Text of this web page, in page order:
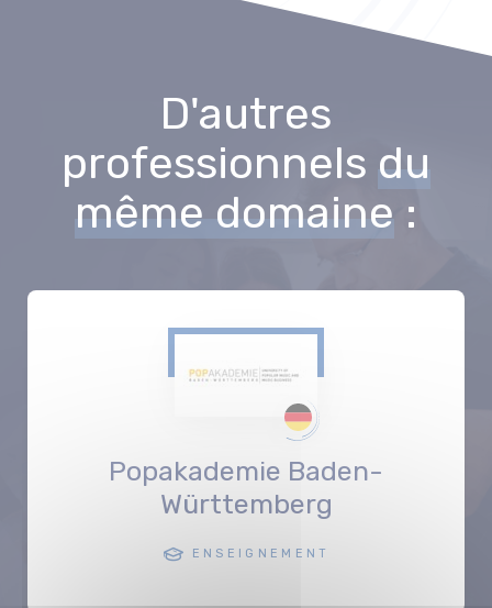
D'autres
professionnels du
même domaine :
Popakademie Baden-
Württemberg
ENSEIGNEMENT